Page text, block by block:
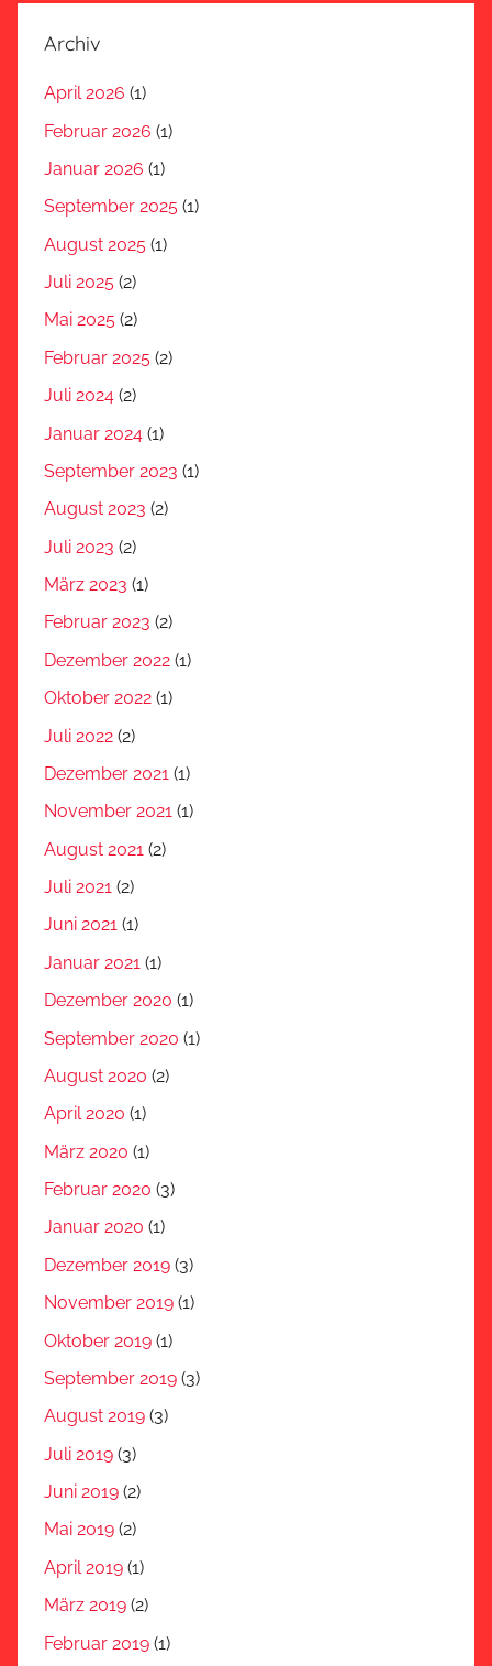
Archiv
April 2026 (1)
Februar 2026 (1)
Januar 2026 (1)
September 2025 (1)
August 2025 (1)
Juli 2025 (2)
Mai 2025 (2)
Februar 2025 (2)
Juli 2024 (2)
Januar 2024 (1)
September 2023 (1)
August 2023 (2)
Juli 2023 (2)
März 2023 (1)
Februar 2023 (2)
Dezember 2022 (1)
Oktober 2022 (1)
Juli 2022 (2)
Dezember 2021 (1)
November 2021 (1)
August 2021 (2)
Juli 2021 (2)
Juni 2021 (1)
Januar 2021 (1)
Dezember 2020 (1)
September 2020 (1)
August 2020 (2)
April 2020 (1)
März 2020 (1)
Februar 2020 (3)
Januar 2020 (1)
Dezember 2019 (3)
November 2019 (1)
Oktober 2019 (1)
September 2019 (3)
August 2019 (3)
Juli 2019 (3)
Juni 2019 (2)
Mai 2019 (2)
April 2019 (1)
März 2019 (2)
Februar 2019 (1)